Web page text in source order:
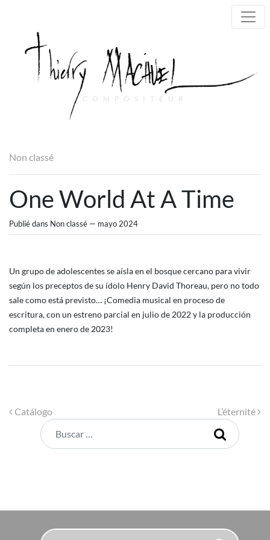
COMPOSITEUR
Main Navigation
Non classé
One World At A Time
Publié dans Non classé — mayo 2024
Un grupo de adolescentes se aísla en el bosque cercano para vivir
según los preceptos de su ídolo Henry David Thoreau, pero no todo
sale como está previsto… ¡Comedia musical en proceso de
escritura, con un estreno parcial en julio de 2022 y la producción
completa en enero de 2023!
Navegación de entradas
Catálogo
L’éternité
Buscar
Buscar